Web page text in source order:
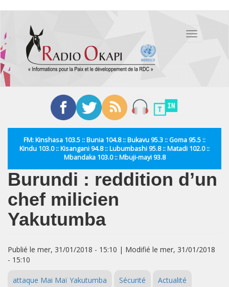
contenu
principal
Toggle
FM: Kinshasa 103.5 :: Bunia 104.8 :: Bukavu 95.3 :: Goma 95.5 ::
Kindu 103.0 :: Kisangani 94.8 :: Lubumbashi 95.8 :: Matadi 102.0 ::
Mbandaka 103.0 :: Mbuji-mayi 93.8
Burundi : reddition d’un
chef milicien
Yakutumba
Publié le mer, 31/01/2018 - 15:10 | Modifié le mer, 31/01/2018
- 15:10
attaque Mai Maï Yakutumba Sécurité Actualité